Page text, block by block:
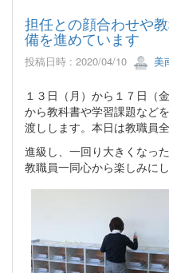
担任との顔合わせや
備を進めています
投稿日時 : 2020/04/10 美
１３日（月）から１７日（
から教科書や学習課題など
渡しします。本日は教職員
進級し、一回り大きくなっ
教職員一同心から楽しみにし